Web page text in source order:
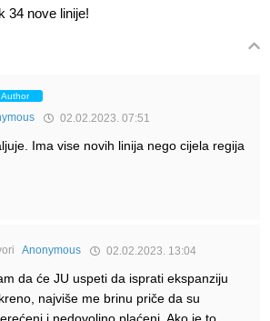
34 nove linije!
Author
02.02.2023. 07:51
Ima vise novih linija nego cijela regija
Anonymous 02.02.2023. 13:04
da će JU uspeti da isprati ekspanziju
najviše me brinu priče da su
i nedovoljno plaćeni. Ako je to